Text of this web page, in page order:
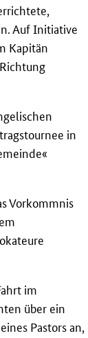
Auf Initiative
Kapitän
in
Vorkommnis
im
über ein
Pastors an,